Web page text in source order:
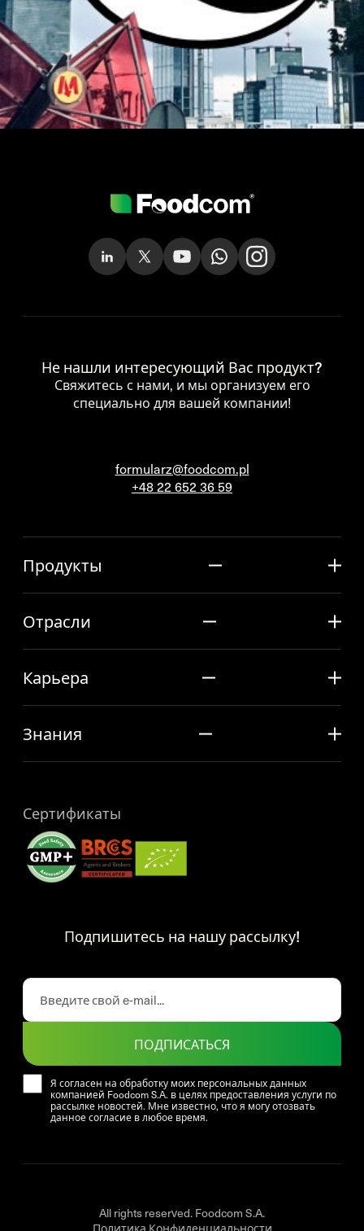
Не нашли интересующий Вас продукт?
Свяжитесь с нами, и мы организуем его
специально для вашей компании!
formularz@foodcom.pl
+48 22 652 36 59
Продукты
Отрасли
Карьера
Знания
Сертификаты
Подпишитесь на нашу рассылку!
Я согласен на обработку моих персональных данных
компанией Foodcom S.A. в целях предоставления услуги по
рассылке новостей. Мне известно, что я могу отозвать
данное согласие в любое время.
ПОДПИСАТЬСЯ
All rights reserved. Foodcom S.A.